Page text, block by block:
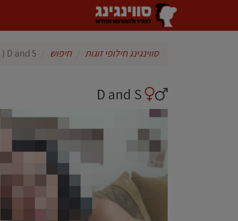
סווינגינג חילופי זוגות חיפוש D and S ( זוג)